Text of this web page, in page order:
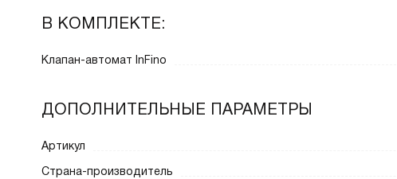
В КОМПЛЕКТЕ:
Клапан-автомат InFino
ДОПОЛНИТЕЛЬНЫЕ ПАРАМЕТРЫ
Артикул
Страна-производитель